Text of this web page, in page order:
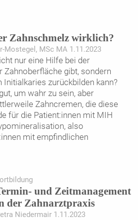
Zahnschmelz wirklich?
Mostegel, MSc MA 1.11.2023
nur eine Hilfe bei der
Zahnoberfläche gibt, sondern
Initialkaries zurückbilden kann?
um wahr zu sein, aber
Zahncremen, die diese
für die Patient:innen mit MIH
also
mit empfindlichen
und Zeitmanagement
der Zahnarztpraxis
Niedermair 1.11.2023